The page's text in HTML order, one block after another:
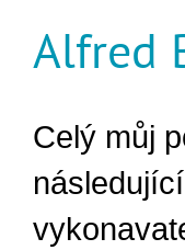
Alfred
Celý můj